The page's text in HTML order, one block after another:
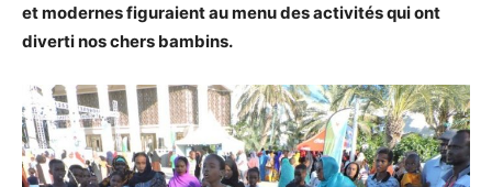
et modernes figuraient au menu des activités qui ont
diverti nos chers bambins.